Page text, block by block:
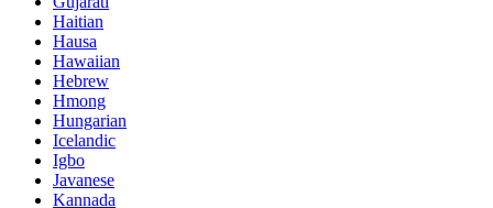
Haitian
Hausa
Hawaiian
Hebrew
Hmong
Hungarian
Icelandic
Igbo
Javanese
Kannada